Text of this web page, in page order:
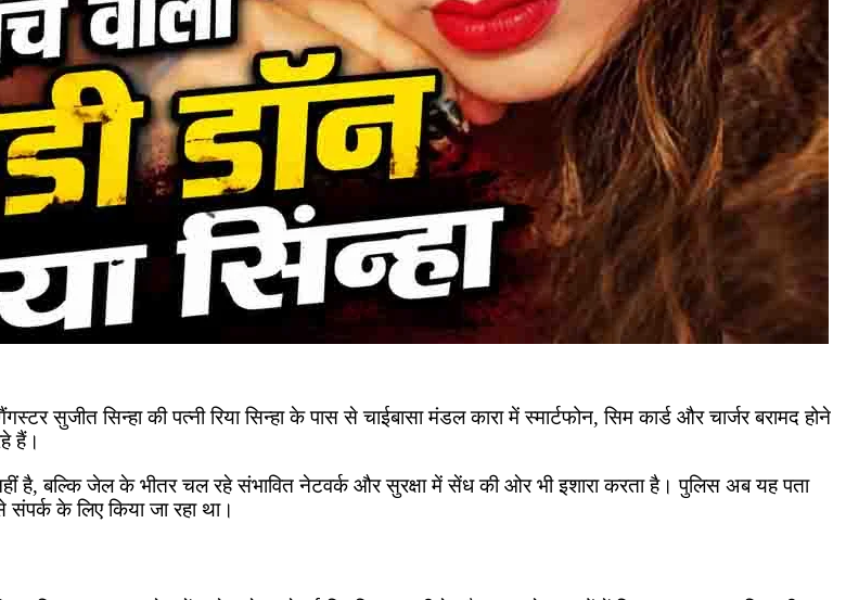
सुजीत सिन्हा की पत्नी रिया सिन्हा के पास से चाईबासा मंडल कारा में स्मार्टफोन, सिम कार्ड और चार्जर बरामद होने
हैं।
है, बल्कि जेल के भीतर चल रहे संभावित नेटवर्क और सुरक्षा में सेंध की ओर भी इशारा करता है। पुलिस अब यह पता
के लिए किया जा रहा था।